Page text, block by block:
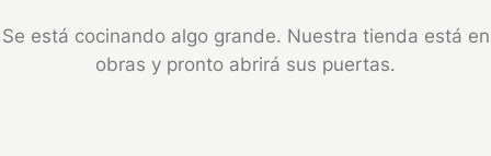
Se está cocinando algo grande. Nuestra tienda está en
obras y pronto abrirá sus puertas.